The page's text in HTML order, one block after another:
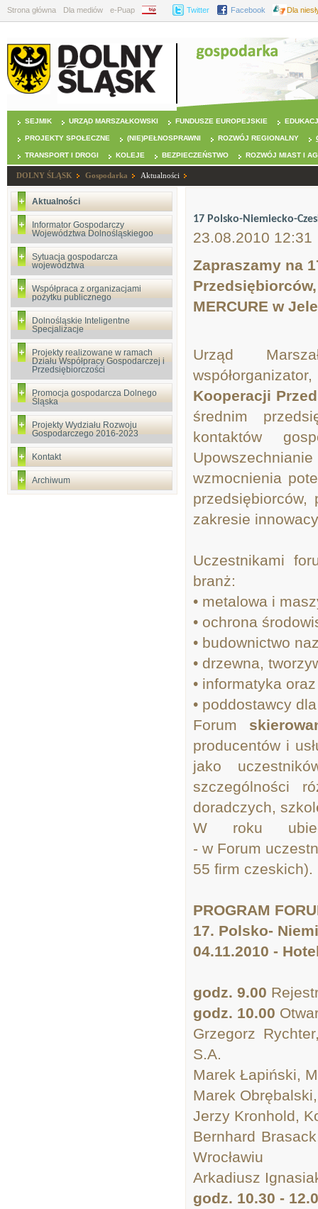
Strona główna Dla mediów e-Puap BIP Twitter Facebook Dla
SEJMIK URZĄD MARSZAŁKOWSKI FUNDUSZE EUROPEJSKIE
PROJEKTY SPOŁECZNE (NIE)PEŁNOSPRAWNI ROZWÓJ REGIONALNY
TRANSPORT I DROGI KOLEJE BEZPIECZEŃSTWO ROZWÓJ MIAST I
DOLNY ŚLĄSK Gospodarka Aktualności
Aktualności
Informator Gospodarczy
Województwa Dolnośląskiegoo
Sytuacja gospodarcza
województwa
Współpraca z organizacjami
pożytku publicznego
Dolnośląskie Inteligentne
Specjalizacje
Projekty realizowane w ramach
Działu Współpracy Gospodarczej i
Przedsiębiorczości
Promocja gospodarcza Dolnego
Śląska
Projekty Wydziału Rozwoju
Gospodarczego 2016-2023
Kontakt
Archiwum
17 Polsko-Niemiecko-
23.08.2010 12:31
Zapraszamy na
MERCURE w
Urząd
Kooperacji
średnim
kontaktów
wzmocnienia
zakresie
Uczestnikami
branż:
• metalowa i
• ochrona
• budownictwo
• drzewna,
• informatyka
• poddostawcy
Forum
producentów i
jako
szczególności
doradczych,
W roku
- w Forum
55 firm czeskich).
PROGRAM
17. Polsko-
04.11.2010 -
godz. 9.00
godz. 10.00
Grzegorz
S.A.
Marek Łapiński,
Marek
Jerzy Kronhold,
Bernhard
Wrocławiu
Arkadiusz
godz. 10.30 -